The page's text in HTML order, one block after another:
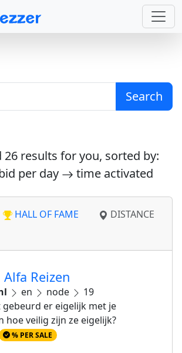
Search
26 results for you, sorted by:
per day time activated
HALL OF FAME
DISTANCE
Reizen
en node
19
gebeurd er eigelijk met je
hoe veilig zijn ze eigelijk?
% PER SALE